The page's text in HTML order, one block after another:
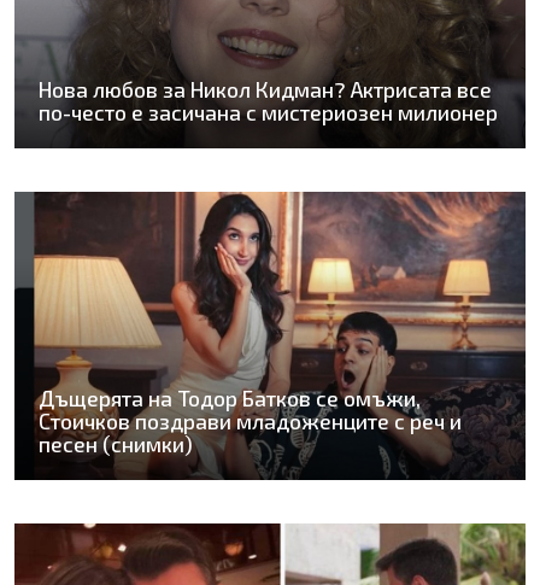
Нова любов за Никол Кидман? Актрисата все
по-често е засичана с мистериозен милионер
Дъщерята на Тодор Батков се омъжи,
Стоичков поздрави младоженците с реч и
песен (снимки)